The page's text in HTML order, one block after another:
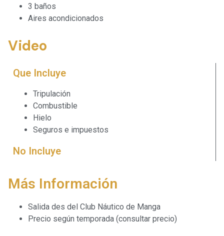
3 baños
Aires acondicionados
Video
Que Incluye
Tripulación
Combustible
Hielo
Seguros e impuestos
No Incluye
Más Información
Salida des del Club Náutico de Manga
Precio según temporada (consultar precio)